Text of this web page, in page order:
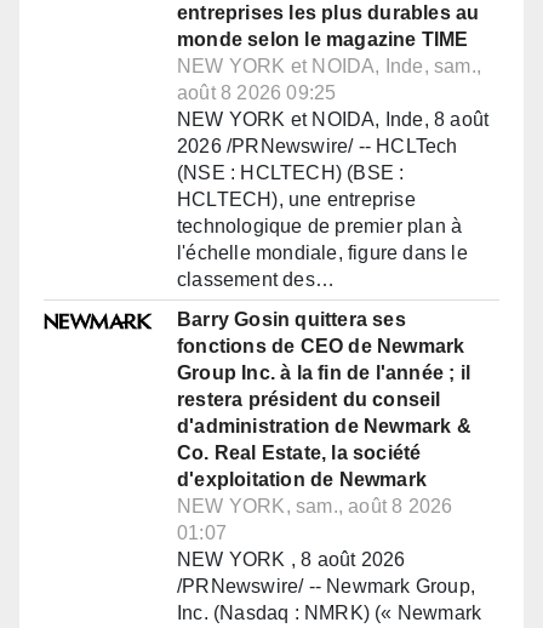
entreprises les plus durables au
monde selon le magazine TIME
NEW YORK et NOIDA, Inde, sam.,
août 8 2026 09:25
NEW YORK et NOIDA, Inde, 8 août
2026 /PRNewswire/ -- HCLTech
(NSE : HCLTECH) (BSE :
HCLTECH), une entreprise
technologique de premier plan à
l'échelle mondiale, figure dans le
classement des…
Barry Gosin quittera ses
fonctions de CEO de Newmark
Group Inc. à la fin de l'année ; il
restera président du conseil
d'administration de Newmark &
Co. Real Estate, la société
d'exploitation de Newmark
NEW YORK, sam., août 8 2026
01:07
NEW YORK , 8 août 2026
/PRNewswire/ -- Newmark Group,
Inc. (Nasdaq : NMRK) (« Newmark